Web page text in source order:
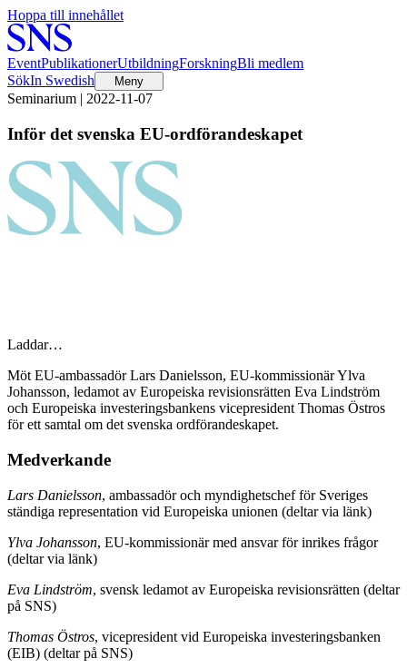
Hoppa till innehållet
EventPublikationerUtbildningForskningBli medlem
SökIn Swedish Meny
Seminarium | 2022-11-07
Inför det svenska EU-ordförandeskapet
Laddar…
Möt EU-ambassadör Lars Danielsson, EU-kommissionär Ylva
Johansson, ledamot av Europeiska revisionsrätten Eva Lindström
och Europeiska investeringsbankens vicepresident Thomas Östros
för ett samtal om det svenska ordförandeskapet.
Medverkande
Lars Danielsson, ambassadör och myndighetschef för Sveriges
ständiga representation vid Europeiska unionen (deltar via länk)
Ylva Johansson, EU-kommissionär med ansvar för inrikes frågor
(deltar via länk)
Eva Lindström, svensk ledamot av Europeiska revisionsrätten (deltar
på SNS)
Thomas Östros, vicepresident vid Europeiska investeringsbanken
(EIB) (deltar på SNS)